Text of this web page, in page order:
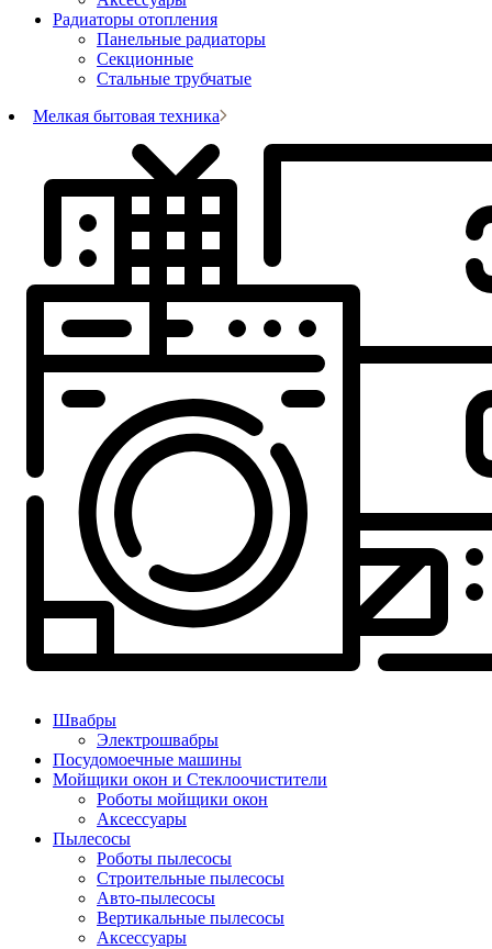
Радиаторы отопления
Панельные радиаторы
Секционные
Стальные трубчатые
Мелкая бытовая техника
Швабры
Электрошвабры
Посудомоечные машины
Мойщики окон и Стеклоочистители
Роботы мойщики окон
Аксессуары
Пылесосы
Роботы пылесосы
Строительные пылесосы
Авто-пылесосы
Вертикальные пылесосы
Аксессуары